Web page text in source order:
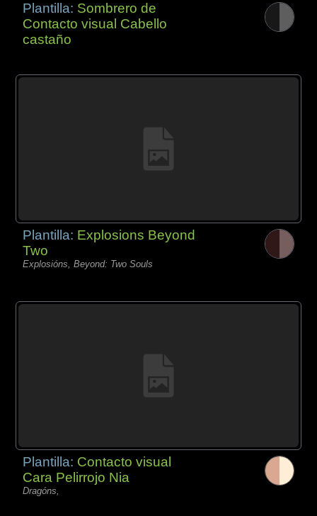
Plantilla: Sombrero de
Contacto visual Cabello
castaño
Plantilla: Explosions Beyond
Two
Explosións, Beyond: Two Souls
Plantilla: Contacto visual
Cara Pelirrojo Nia
Dragóns,